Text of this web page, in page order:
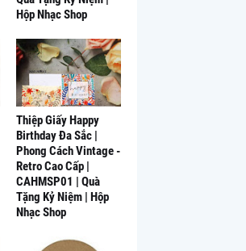
Hộp Nhạc Shop
Thiệp Giấy Happy
Birthday Đa Sắc |
Phong Cách Vintage -
Retro Cao Cấp |
CAHMSP01 | Quà
Tặng Kỷ Niệm | Hộp
Nhạc Shop